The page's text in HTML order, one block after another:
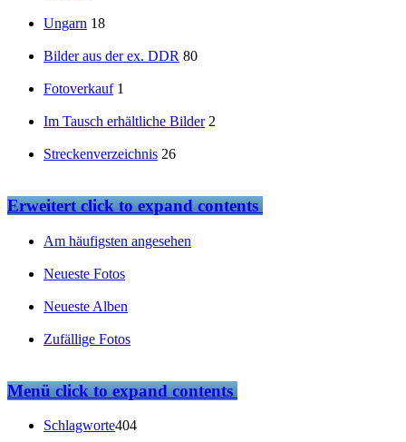
Ungarn 18
Bilder aus der ex. DDR 80
Fotoverkauf 1
Im Tausch erhältliche Bilder 2
Streckenverzeichnis 26
Erweitertclick to expand contents
Am häufigsten angesehen
Neueste Fotos
Neueste Alben
Zufällige Fotos
Menüclick to expand contents
Schlagworte404